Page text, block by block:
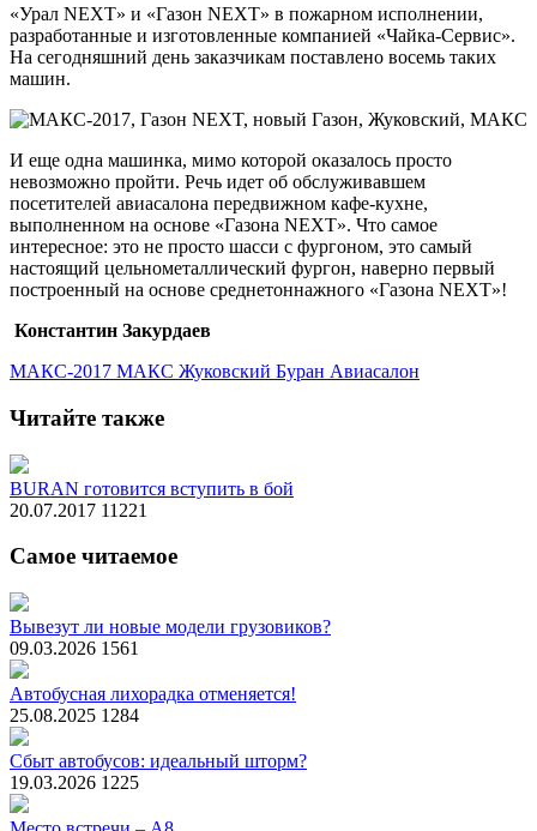
«Урал NEXT» и «Газон NEXT» в пожарном исполнении,
разработанные и изготовленные компанией «Чайка-Сервис».
На сегодняшний день заказчикам поставлено восемь таких
машин.
И еще одна машинка, мимо которой оказалось просто
невозможно пройти. Речь идет об обслуживавшем
посетителей авиасалона передвижном кафе-кухне,
выполненном на основе «Газона NEXT». Что самое
интересное: это не просто шасси с фургоном, это самый
настоящий цельнометаллический фургон, наверно первый
построенный на основе среднетоннажного «Газона NEXT»!
Константин Закурдаев
МАКС-2017 МАКС Жуковский Буран Авиасалон
Читайте также
BURAN готовится вступить в бой
20.07.2017 11221
Самое читаемое
Вывезут ли новые модели грузовиков?
09.03.2026 1561
Автобусная лихорадка отменяется!
25.08.2025 1284
Сбыт автобусов: идеальный шторм?
19.03.2026 1225